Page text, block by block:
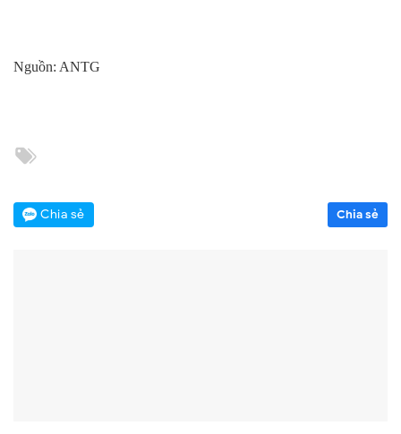
Nguồn: ANTG
Chia sẻ Chia sẻ